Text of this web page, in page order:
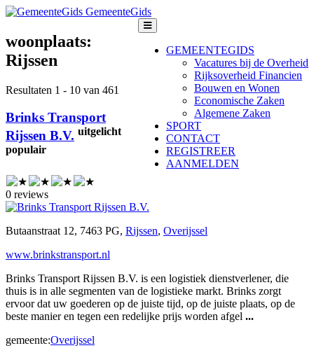
GemeenteGids
GEMEENTEGIDS
Vacatures bij de Overheid
Rijksoverheid Financien
Bouwen en Wonen
Economische Zaken
Algemene Zaken
SPORT
CONTACT
REGISTREER
AANMELDEN
woonplaats:
Rijssen
Resultaten 1 - 10 van 461
Brinks Transport
Rijssen B.V. uitgelicht
populair
0 reviews
Butaanstraat 12, 7463 PG, Rijssen, Overijssel
www.brinkstransport.nl
Brinks Transport Rijssen B.V. is een logistiek dienstverlener, die
thuis is in alle segmenten van de logistieke markt. Brinks zorgt
ervoor dat uw goederen op de juiste tijd, op de juiste plaats, op de
beste manier en tegen een redelijke prijs worden afgel ...
gemeente:Overijssel